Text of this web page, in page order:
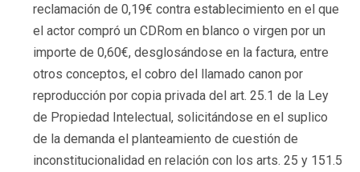
reclamación de 0,19€ contra establecimiento en el que
el actor compró un CDRom en blanco o virgen por un
importe de 0,60€, desglosándose en la factura, entre
otros conceptos, el cobro del llamado canon por
reproducción por copia privada del art. 25.1 de la Ley
de Propiedad Intelectual, solicitándose en el suplico
de la demanda el planteamiento de cuestión de
inconstitucionalidad en relación con los arts. 25 y 151.5